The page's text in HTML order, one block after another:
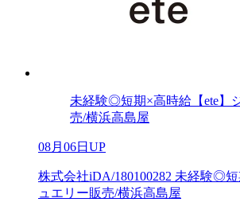
未経験◎短期×高時給【ete】
売/横浜高島屋
08月06日UP
株式会社iDA/180100282 未経験◎
ュエリー販売/横浜高島屋